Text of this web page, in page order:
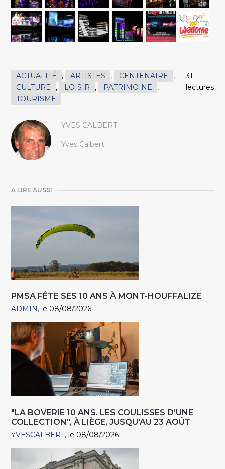
ACTUALITÉ , ARTISTES , CENTENAIRE
,
CULTURE
, LOISIR , PATRIMOINE
,
TOURISME
31
lectures
YVES CALBERT
Yves Calbert
A LIRE AUSSI
PMSA FÊTE SES 10 ANS À MONT-HOUFFALIZE
ADMIN le 08/08/2026
"LA BOVERIE 10 ANS. LES COULISSES D’UNE
COLLECTION", À LIÈGE, JUSQU'AU 23 AOÛT
YVESCALBERT le 08/08/2026